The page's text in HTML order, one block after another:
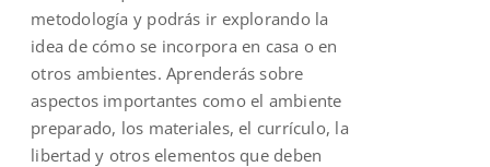
metodología y podrás ir explorando la
idea de cómo se incorpora en casa o en
otros ambientes. Aprenderás sobre
aspectos importantes como el ambiente
preparado, los materiales, el currículo, la
libertad y otros elementos que deben